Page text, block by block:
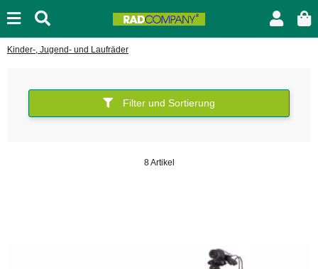
Kinder-, Jugend- und Laufräder
Filter und Sortierung
8 Artikel